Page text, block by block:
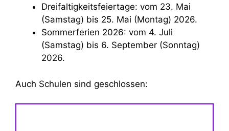
Dreifaltigkeitsfeiertage: vom 23. Mai
(Samstag) bis 25. Mai (Montag) 2026.
Sommerferien 2026: vom 4. Juli
(Samstag) bis 6. September (Sonntag)
2026.
Auch Schulen sind geschlossen: